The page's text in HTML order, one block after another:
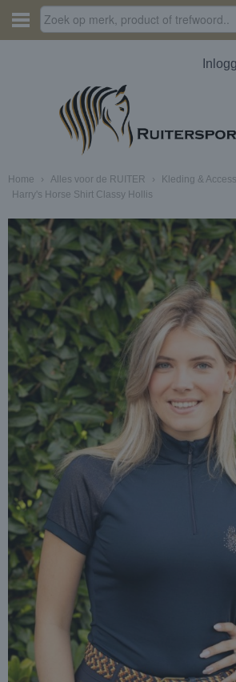
Home › Alles voor de RUITER › Kleding &
Harry's Horse Shirt Classy Hollis